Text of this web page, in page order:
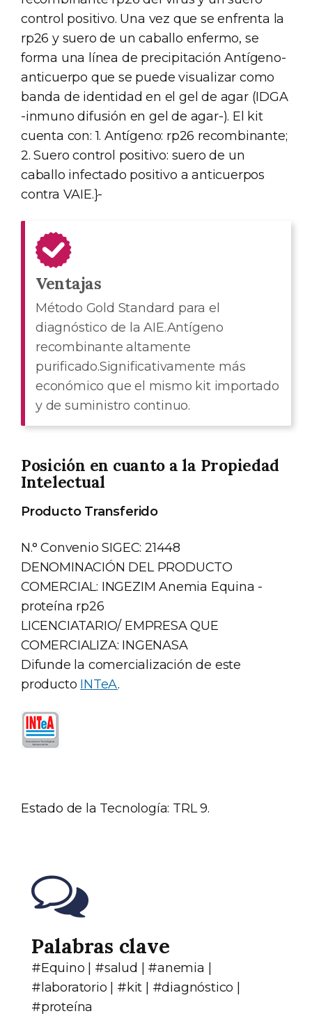
control positivo. Una vez que se enfrenta la
rp26 y suero de un caballo enfermo, se
forma una línea de precipitación Antígeno-
anticuerpo que se puede visualizar como
banda de identidad en el gel de agar (IDGA
-inmuno difusión en gel de agar-). El kit
cuenta con: 1. Antígeno: rp26 recombinante;
2. Suero control positivo: suero de un
caballo infectado positivo a anticuerpos
contra VAIE.}-
Ventajas
Método Gold Standard para el
diagnóstico de la AIE.Antígeno
recombinante altamente
purificado.Significativamente más
económico que el mismo kit importado
y de suministro continuo.
Posición en cuanto a la Propiedad
Intelectual
Producto Transferido
N.° Convenio SIGEC: 21448
DENOMINACIÓN DEL PRODUCTO
COMERCIAL: INGEZIM Anemia Equina -
proteína rp26
LICENCIATARIO/ EMPRESA QUE
COMERCIALIZA: INGENASA
Difunde la comercialización de este
producto INTeA.
Estado de la Tecnología: TRL 9.
Palabras clave
#Equino | #salud | #anemia |
#laboratorio | #kit | #diagnóstico |
#proteína